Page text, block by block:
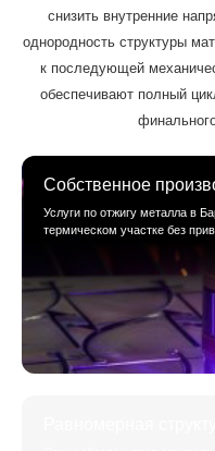
снизить внутренние
однородность структуры
к последующей
обеспечивают полный
Собственное
Услуги по отжигу металла в
термическом участке без